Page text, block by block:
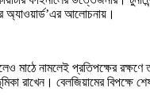
অ্যাওয়ার্ড’এর আলোচনায়।
মাঠে নামলেই প্রতিপক্ষের
রাখেন। বেলজিয়ামের